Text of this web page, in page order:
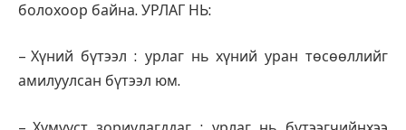
болохоор байна. УРЛАГ НЬ:
– Хүний бүтээл : урлаг нь хүний уран төсөөллийг
амилуулсан бүтээл юм.